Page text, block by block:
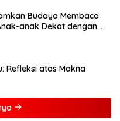
Budaya Membaca
anak Dekat dengan
Refleksi atas Makna